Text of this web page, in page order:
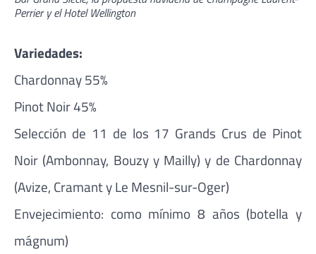
Perrier y el Hotel Wellington
Variedades:
Chardonnay 55%
Pinot Noir 45%
Selección de 11 de los 17 Grands Crus de Pinot
Noir (Ambonnay, Bouzy y Mailly) y de Chardonnay
(Avize, Cramant y Le Mesnil-sur-Oger)
Envejecimiento: como mínimo 8 años (botella y
mágnum)